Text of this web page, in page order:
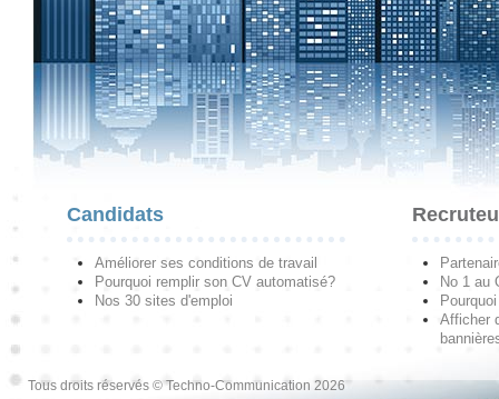
Candidats
Améliorer ses conditions de travail
Pourquoi remplir son CV automatisé?
Nos 30 sites d'emploi
No 1 au
Afficher
Tous droits réservés © Techno-Communication 2026